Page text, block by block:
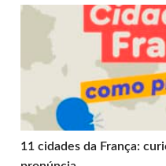
11 cidades da França:
11 cidades da França: